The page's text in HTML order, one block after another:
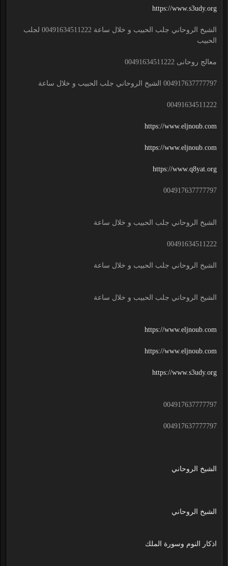
https://www.s3udy.org
الشيخ الروحاني جلب الحبيب و خلال ساعة 00491634511222 لجلب
الحبيب
معالج روحانى 00491634511222
004917637777797 الشيخ الروحاني جلب الحبيب و خلال ساعة
00491634511222
https://www.eljnoub.com
https://www.eljnoub.com
https://www.q8yat.org
004917637777797
الشيخ الروحاني جلب الحبيب و خلال ساعة
00491634511222
الشيخ الروحاني جلب الحبيب و خلال ساعة
الشيخ الروحاني جلب الحبيب و خلال ساعة
https://www.eljnoub.com
https://www.eljnoub.com
https://www.s3udy.org
004917637777797
004917637777797
الشيخ الروحاني
الشيخ الروحاني
اذكار النوم وسورة الملك